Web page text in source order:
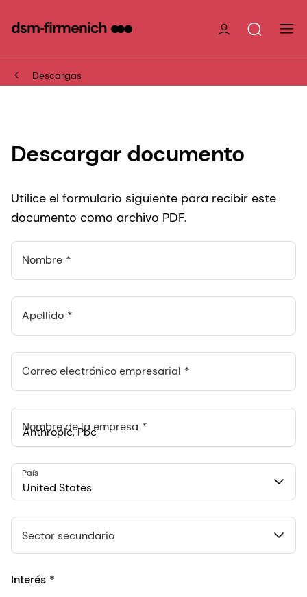
Descargas
Descargar documento
Utilice el formulario siguiente para recibir este
documento como archivo PDF.
Nombre
Apellido
Correo electrónico empresarial
Nombre de la empresa
548 Market St Pmb 90375, San Francisco, California, US
United States
País
Sector secundario
Interés